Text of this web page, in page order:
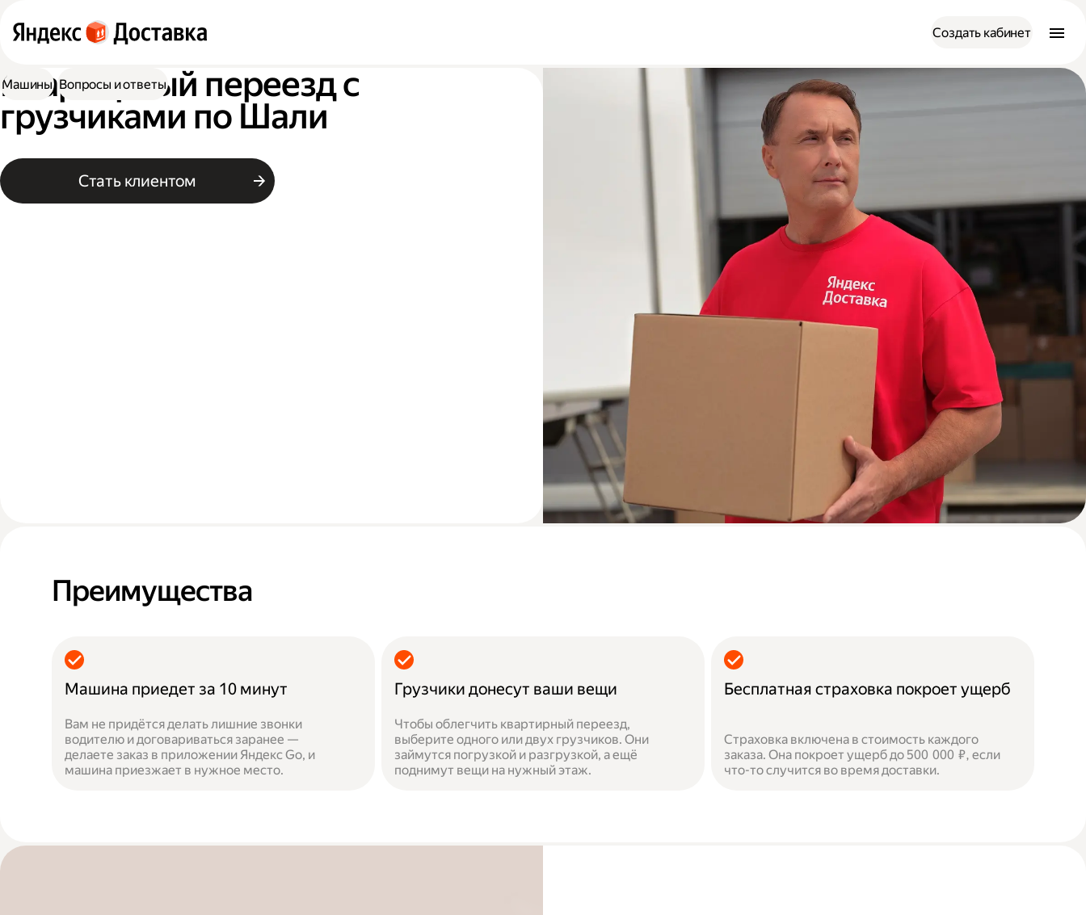
Создать кабинет
Квартирный переезд с
грузчиками по Шали
Стать клиентом
Машины Вопросы и ответы
Преимущества
Машина приедет за 10 минут
Вам не придётся делать лишние звонки
водителю и договариваться заранее —
делаете заказ в приложении Яндекс Go, и
машина приезжает в нужное место.
Грузчики донесут ваши вещи
Чтобы облегчить квартирный переезд,
выберите одного или двух грузчиков. Они
займутся погрузкой и разгрузкой, а ещё
поднимут вещи на нужный этаж.
Бесплатная страховка покроет ущерб
Страховка включена в стоимость каждого
заказа. Она покроет ущерб до 500 000 ₽, если
что-то случится во время доставки.